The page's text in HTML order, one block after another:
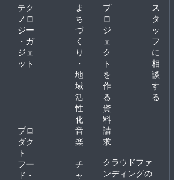
テク
ノロ
ジー
・ガ
ジェ
ット
ま
ち
づ
く
り
・
地
域
活
性
化
プロ
ダク
ト
音
楽
フー
ド・
チ
ャ
プ
ロ
ジ
ェ
ク
ト
を
作
る
ス
タ
ッ
フ
に
相
談
す
る
資
料
請
求
クラウドファ
ンディングの